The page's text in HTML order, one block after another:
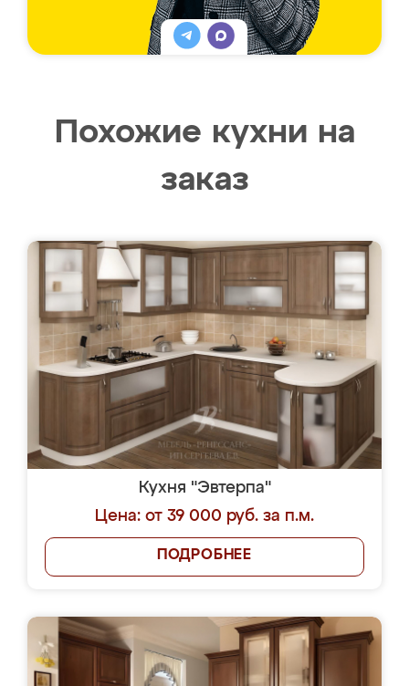
Похожие кухни на
заказ
Кухня "Эвтерпа"
Цена: от 39 000 руб. за п.м.
ПОДРОБНЕЕ